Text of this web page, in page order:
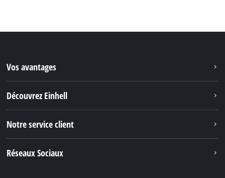
Vos avantages
Découvrez Einhell
Notre service client
Réseaux Sociaux